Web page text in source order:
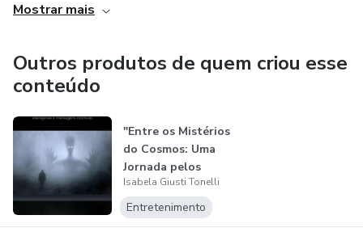
digital que irá transformar a maneira como as pessoas
Com sua abordagem clara e cativante, Isabela tem como
missão levar o fascínio do cosmos para o maior número
possível de pessoas, inspirando-as a explorar e questionar
o mundo que nos cerca. Sua expertise e dedicação em
compartilhar conhecimento fazem dela uma referência na
área, tornando seu produto indispensável para aqueles que
desejam ampliar seus horizontes e desvendar os mistérios
do universo.
Mostrar mais
Outros produtos de quem criou esse
conteúdo
"Entre os Mistérios
do Cosmos: Uma
Jornada pelos
Enigmas Ext...
Isabela Giusti Tonelli
Entretenimento